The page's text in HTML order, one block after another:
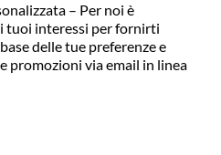
– Per noi è
tuoi interessi per fornirti
delle tue preferenze e
promozioni via email in linea